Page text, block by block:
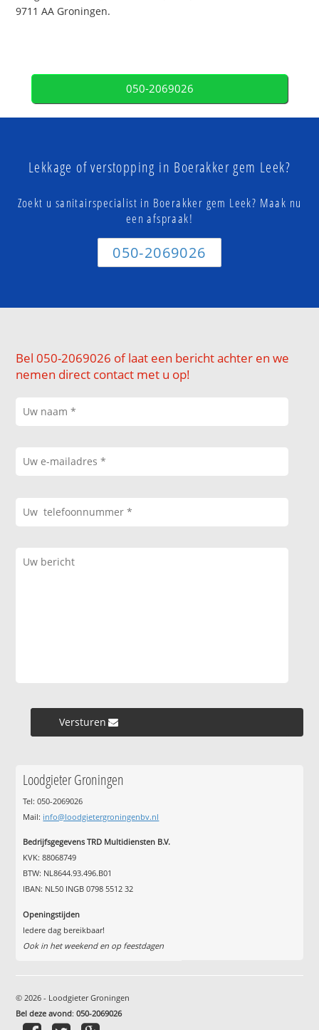
9711 AA Groningen.
050-2069026
Lekkage of verstopping in Boerakker gem Leek?
Zoekt u sanitairspecialist in Boerakker gem Leek? Maak nu
een afspraak!
050-2069026
Bel 050-2069026 of laat een bericht achter en we
nemen direct contact met u op!
Versturen »
Loodgieter Groningen
Tel: 050-2069026
Mail: info@loodgietergroningenbv.nl
Bedrijfsgegevens TRD Multidiensten B.V.
KVK: 88068749
BTW: NL8644.93.496.B01
IBAN: NL50 INGB 0798 5512 32
Openingstijden
Iedere dag bereikbaar!
Ook in het weekend en op feestdagen
© 2026 - Loodgieter Groningen
Bel deze avond:050-2069026